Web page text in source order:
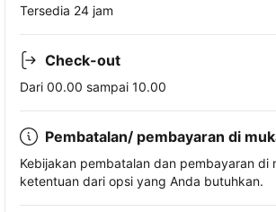
Tersedia 24 jam
Check-out
Dari 00.00 sampai 10.00
Pembatalan/ pembayaran di
Kebijakan pembatalan dan pembayaran
ketentuan dari opsi yang Anda butuhkan.